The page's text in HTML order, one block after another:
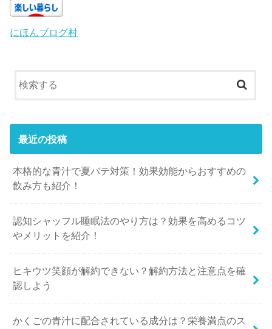
にほんブログ村
最近の投稿
本格的な青汁で夏バテ対策！効果効能からおすすめの
飲み方も紹介！
認知シャッフル睡眠法のやり方は？効果を高めるコツ
やメリットを紹介！
ヒキウツ笑顔が解約できない？解約方法と注意点を確
認しよう
かくごの青汁に配合されている成分は？栄養満点のス